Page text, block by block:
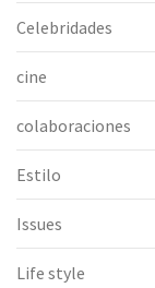
Celebridades
cine
colaboraciones
Estilo
Issues
Life style